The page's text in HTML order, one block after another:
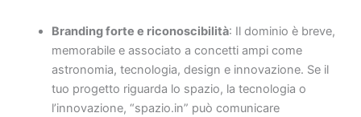
Branding forte e riconoscibilità: Il dominio è breve,
memorabile e associato a concetti ampi come
astronomia, tecnologia, design e innovazione. Se il
tuo progetto riguarda lo spazio, la tecnologia o
l’innovazione, “spazio.in” può comunicare